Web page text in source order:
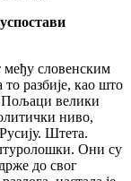
међу словенским
разбије, као што
Пољаци велики
ниво,
Штета.
Они су
до свог